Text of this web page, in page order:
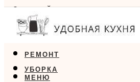
ДИЗАЙН
ЕДА
РЕМОНТ
УБОРКА
МЕНЮ